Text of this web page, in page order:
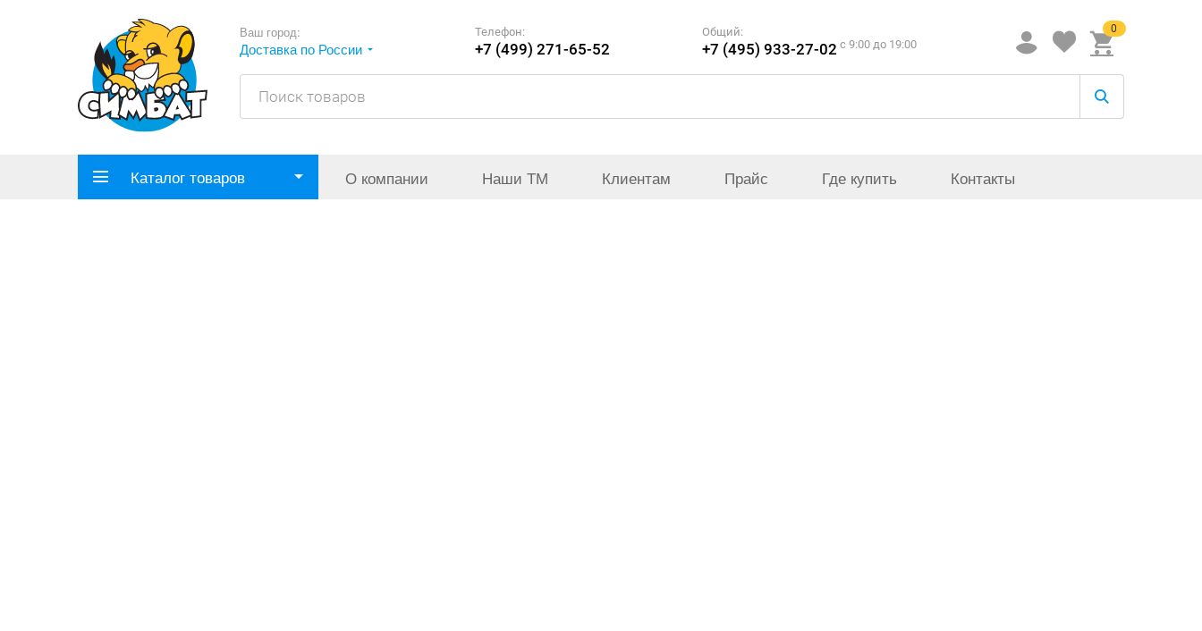
Ваш город:
Доставка по России
Телефон:
+7 (499) 271-65-52
Общий:
+7 (495) 933-27-02 c 9:00 до 19:00
0
Каталог товаров О компании Наши ТМ Клиентам Прайс Где купить Контакты